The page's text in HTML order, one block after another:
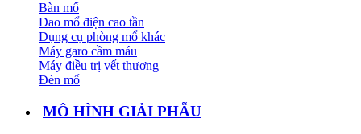
Bàn mổ
Dao mổ điện cao tần
Dụng cụ phòng mổ khác
Máy garo cầm máu
Máy điều trị vết thương
Đèn mổ
MÔ HÌNH GIẢI PHẪU